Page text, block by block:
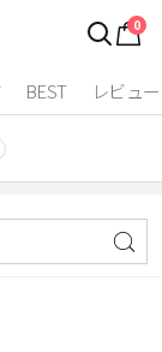
0
BEST レビュー